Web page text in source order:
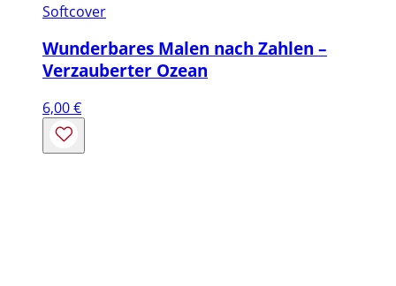
Softcover
Wunderbares Malen nach Zahlen –
Verzauberter Ozean
6,00€